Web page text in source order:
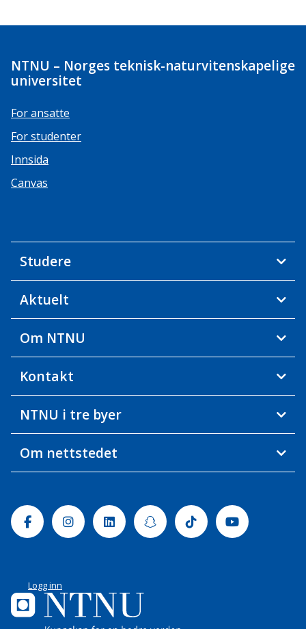
NTNU – Norges teknisk-naturvitenskapelige
universitet
For ansatte
For studenter
Innsida
Canvas
Studere
Aktuelt
Om NTNU
Kontakt
NTNU i tre byer
Om nettstedet
FacebookInstagramLinkedinSnapchatTiktok Youtube
Logg inn